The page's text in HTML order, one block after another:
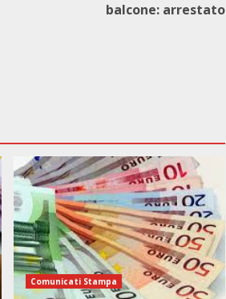
balcone: arrestato
Comunicati Stampa